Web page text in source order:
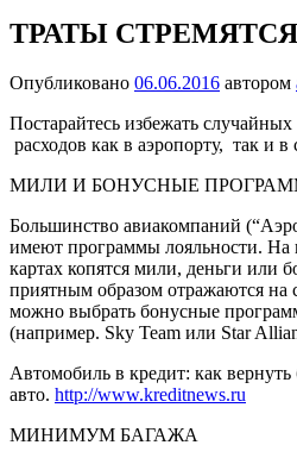
ТРАТЫ
Опубликовано 06.06.2016 автором
Постарайтесь избежать
расходов как в аэропорту, так и в
МИЛИ И БОНУСНЫЕ
Большинство авиакомпаний
имеют программы лояльности.
картах копятся мили, деньги или
приятным образом отражаются на
можно выбрать бонусные
(например. Sky Team или Star
Автомобиль в кредит: как вернуть
авто. http://www.kreditnews.ru
МИНИМУМ БАГАЖА